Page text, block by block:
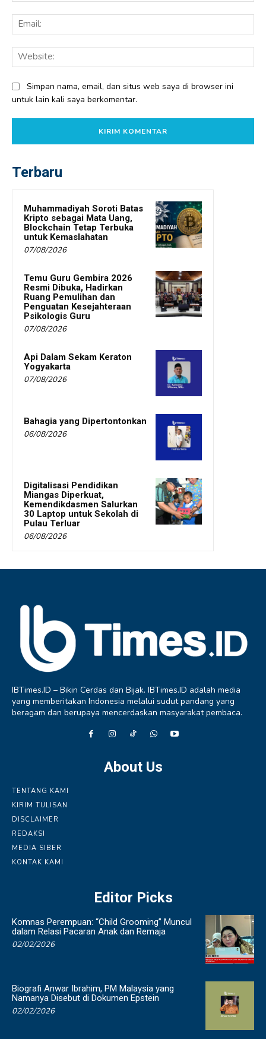
Simpan nama, email, dan situs web saya di browser ini
untuk lain kali saya berkomentar.
Terbaru
Muhammadiyah Soroti Batas
Kripto sebagai Mata Uang,
Blockchain Tetap Terbuka
untuk Kemaslahatan
07/08/2026
Temu Guru Gembira 2026
Resmi Dibuka, Hadirkan
Ruang Pemulihan dan
Penguatan Kesejahteraan
Psikologis Guru
07/08/2026
Api Dalam Sekam Keraton
Yogyakarta
07/08/2026
Bahagia yang Dipertontonkan
06/08/2026
Digitalisasi Pendidikan
Miangas Diperkuat,
Kemendikdasmen Salurkan
30 Laptop untuk Sekolah di
Pulau Terluar
06/08/2026
IBTimes.ID – Bikin Cerdas dan Bijak. IBTimes.ID adalah media
yang memberitakan Indonesia melalui sudut pandang yang
beragam dan berupaya mencerdaskan masyarakat pembaca.
About Us
TENTANG KAMI
KIRIM TULISAN
DISCLAIMER
REDAKSI
MEDIA SIBER
KONTAK KAMI
Editor Picks
Komnas Perempuan: “Child Grooming” Muncul
dalam Relasi Pacaran Anak dan Remaja
02/02/2026
Biografi Anwar Ibrahim, PM Malaysia yang
Namanya Disebut di Dokumen Epstein
02/02/2026